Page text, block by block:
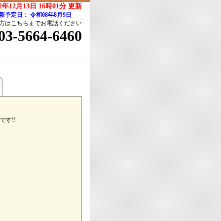
年12月13日 16時01分 更新
予定日： 令和08年8月9日
はこちらまでお電話ください
5664-6460
す!!